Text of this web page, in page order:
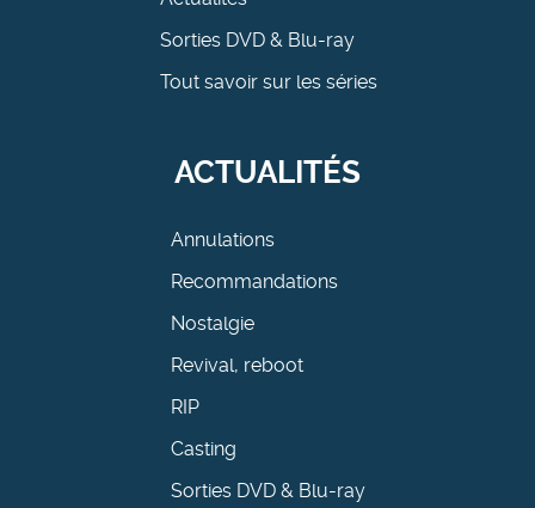
Sorties DVD & Blu-ray
Tout savoir sur les séries
ACTUALITÉS
Annulations
Recommandations
Nostalgie
Revival, reboot
RIP
Casting
Sorties DVD & Blu-ray